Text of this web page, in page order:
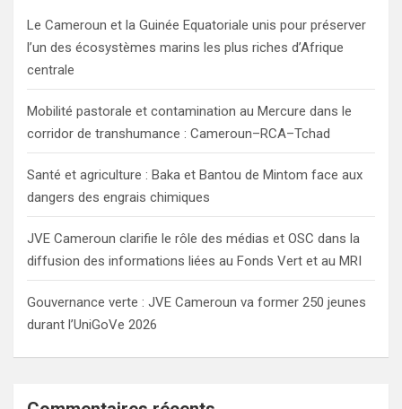
Le Cameroun et la Guinée Equatoriale unis pour préserver
l’un des écosystèmes marins les plus riches d’Afrique
centrale
Mobilité pastorale et contamination au Mercure dans le
corridor de transhumance : Cameroun–RCA–Tchad
Santé et agriculture : Baka et Bantou de Mintom face aux
dangers des engrais chimiques
JVE Cameroun clarifie le rôle des médias et OSC dans la
diffusion des informations liées au Fonds Vert et au MRI
Gouvernance verte : JVE Cameroun va former 250 jeunes
durant l’UniGoVe 2026